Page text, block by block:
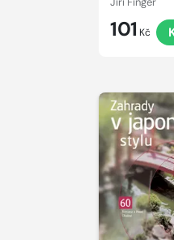
101 Kč